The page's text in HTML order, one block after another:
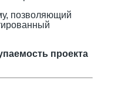
позволяющий
проекта